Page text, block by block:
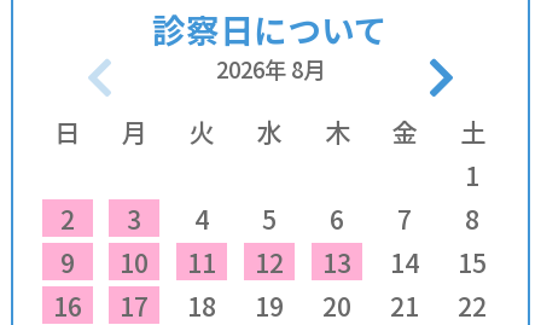
診察日について
2026年8月
日 月 火 水 木 金
土
1
2
3 4 5 6 7
8
9
10 11 12 13 14
15
16
17 18 19 20 21
22